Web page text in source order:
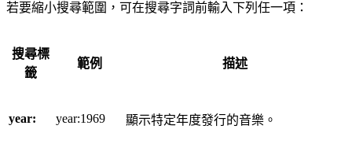
若要縮小搜尋範圍，可在搜尋字詞前輸入下列任一項：
搜尋標
籤
範例 描述
year: year:1969 顯示特定年度發行的音樂。